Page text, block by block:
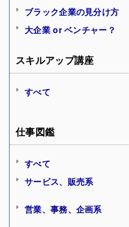
ブラック企業の見分け方
大企業 or ベンチャー？
スキルアップ講座
すべて
仕事図鑑
すべて
サービス、販売系
営業、事務、企画系